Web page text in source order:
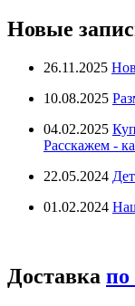
Новые
26.11.2025
10.08.2025
04.02.2025
Расскажем -
22.05.2024
01.02.2024
Доставка по